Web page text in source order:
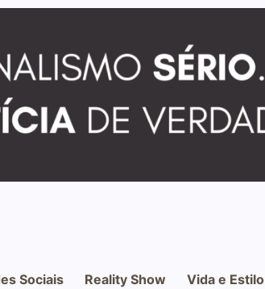
Sociais Reality Show Vida e Estilo